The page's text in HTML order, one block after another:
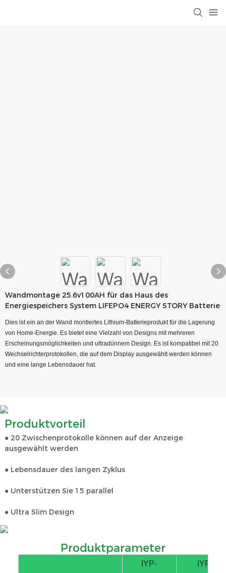
Wandmontage 25.6v100AH für das Haus des
Energiespeichers System LIFEPO4 ENERGY STORY Batterie
Dies ist ein an der Wand montiertes Lithium-Batterieprodukt für die Lagerung
von Home-Energie. Es bietet eine Vielzahl von Designs mit mehreren
Erscheinungsmöglichkeiten und ultradünnem Design. Es ist kompatibel mit 20
Wechselrichterprotokollen, die auf dem Display ausgewählt werden können
und eine lange Lebensdauer hat.
Produktvorteil
● 20 Zwischenprotokolle können auf der Anzeige
ausgewählt werden
● Lebensdauer des langen Zyklus
● Unterstützen Sie 15 parallel
● Ultra Slim Design
Produktparameter
IYP-
IYP-